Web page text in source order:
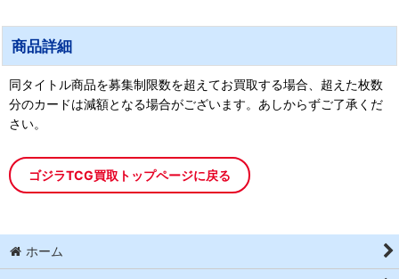
商品詳細
同タイトル商品を募集制限数を超えてお買取する場合、超えた枚数
分のカードは減額となる場合がございます。あしからずご了承くだ
さい。
ゴジラTCG買取トップページに戻る
ホーム